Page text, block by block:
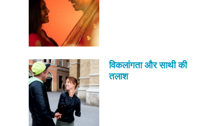
विकलांगता और साथी की
तलाश